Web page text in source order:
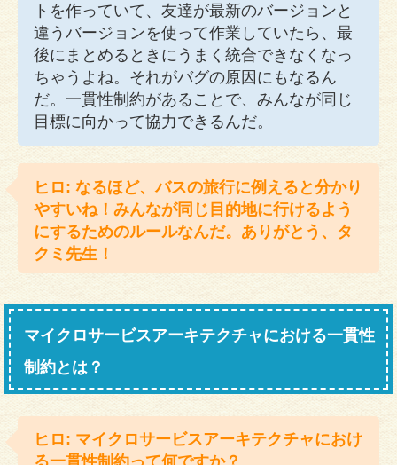
トを作っていて、友達が最新のバージョンと
違うバージョンを使って作業していたら、最
後にまとめるときにうまく統合できなくなっ
ちゃうよね。それがバグの原因にもなるん
だ。一貫性制約があることで、みんなが同じ
目標に向かって協力できるんだ。
ヒロ: なるほど、バスの旅行に例えると分かり
やすいね！みんなが同じ目的地に行けるよう
にするためのルールなんだ。ありがとう、タ
クミ先生！
マイクロサービスアーキテクチャにおける一貫性
制約とは？
ヒロ: マイクロサービスアーキテクチャにおけ